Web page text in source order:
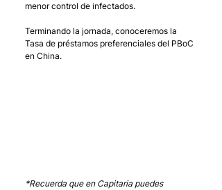
menor control de infectados.
Terminando la jornada, conoceremos la
Tasa de préstamos preferenciales del PBoC
en China.
*Recuerda que en Capitaria puedes